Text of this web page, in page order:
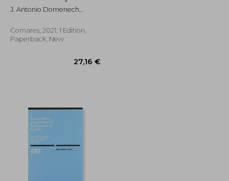
31,47 €
Educación en Corea:
Una Aproximación
Spanish)
J. Antonio Domenech
Comares, 2021, 1 Edition,
Paperback, New